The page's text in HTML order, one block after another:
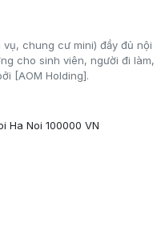
chung cư mini) đầy đủ nội
cho sinh viên, người đi làm,
[AOM Holding].
Ha Noi 100000 VN